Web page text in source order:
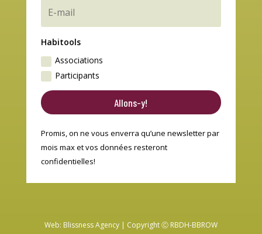
Habitools
Associations
Participants
Allons-y!
Promis, on ne vous enverra qu’une newsletter par
mois max et vos données resteront
confidentielles!
Web: Blissness Agency| Copyright Ⓒ RBDH-BBROW